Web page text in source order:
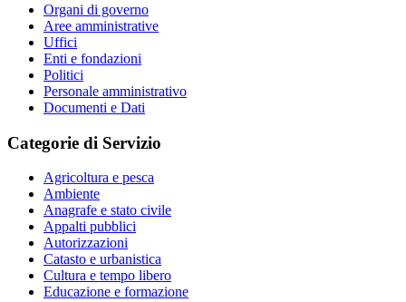
Organi di governo
Aree amministrative
Uffici
Enti e fondazioni
Politici
Personale amministrativo
Documenti e Dati
Categorie di Servizio
Agricoltura e pesca
Ambiente
Anagrafe e stato civile
Appalti pubblici
Autorizzazioni
Catasto e urbanistica
Cultura e tempo libero
Educazione e formazione